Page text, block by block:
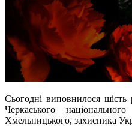
Сьогодні виповнилося шість
Черкаського
Хмельницького, захисника